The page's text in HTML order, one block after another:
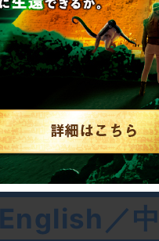
相談／
でのお問
English／